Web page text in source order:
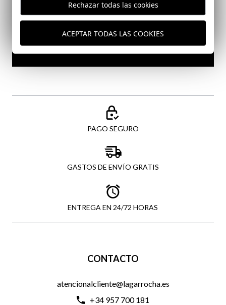
He leído y acepto vuestraprotección de datos
PAGO SEGURO
GASTOS DE ENVÍO GRATIS
ENTREGA EN 24/72 HORAS
CONTACTO
atencionalcliente@lagarrocha.es
+34 957 700 181
Rechazar todas las cookies
ACEPTAR TODAS LAS COOKIES